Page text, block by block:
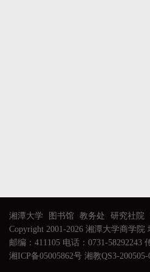
湘潭大学 图书馆 教务处 研究社院
Copyright 2001-2026 湘潭大学商学院
邮编：411105 电话：0731-58292243
湘ICP备05005862号 湘教QS3-200505-